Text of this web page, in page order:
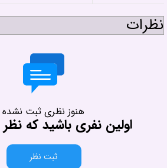
نظرات
هنوز نظری ثبت نشده
اولین نفری باشید که
ثبت نظر